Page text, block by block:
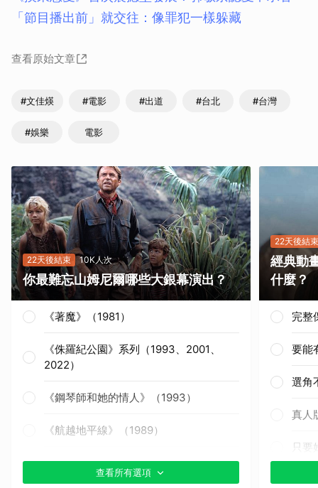
「節目播出前」就交往：像罪犯一樣躲藏
查看原始文章
#文佳煐 #電影 #出道 #台北 #台灣
#娛樂 電影
22天後結束 10K人次
你最難忘山姆尼爾哪些大銀幕演出？
《著魔》（1981）
《侏羅紀公園》系列（1993、2001、
2022）
《鋼琴師和她的情人》（1993）
《航越地平線》（1989）
《獵殺紅色十月》（1990）
查看所有選項
22天後結束
經典動
什麼？
完整
要能
選角
真人
只要